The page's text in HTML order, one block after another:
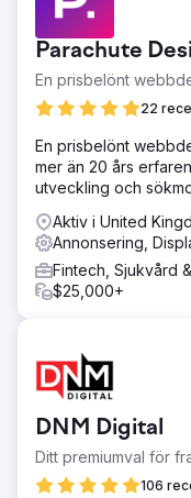
Parachute
En prisbelönt
22
En prisbelönt
mer än 20 års
utveckling och
Aktiv i United
Annonsering,
Fintech, Sjukvård
$25,000+
DNM Digital
Ditt premiumval för
106